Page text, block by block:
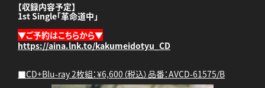
【収録内容予定】
1st Single「革命道中」
▼ご予約はこちらから▼
https://aina.lnk.to/kakumeidotyu_CD
■CD+Blu-ray 2枚組：¥6,600（税込）品番：AVCD-61575/B